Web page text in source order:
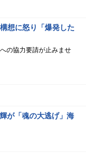
想に怒り「爆発した
の協力要請が止みませ
が「魂の大逃げ」海